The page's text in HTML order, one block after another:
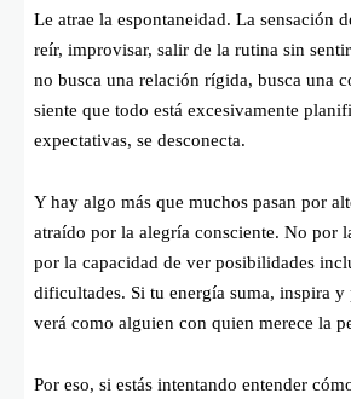
Le atrae la espontaneidad. La sensación
reír, improvisar, salir de la rutina sin
no busca una relación rígida, busca una
siente que todo está excesivamente
expectativas, se desconecta.
Y hay algo más que muchos pasan por
atraído por la alegría consciente. No por
por la capacidad de ver posibilidades
dificultades. Si tu energía suma, inspira
verá como alguien con quien merece la
Por eso, si estás intentando entender